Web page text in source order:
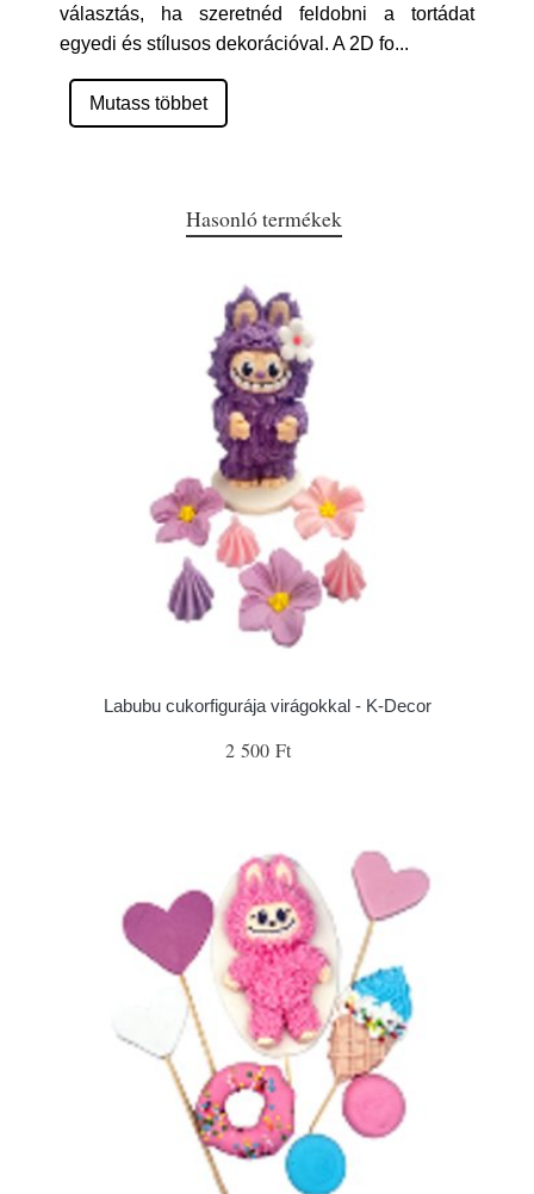
választás, ha szeretnéd feldobni a tortádat
egyedi és stílusos dekorációval. A 2D fo...
Mutass többet
Hasonló termékek
Labubu cukorfigurája virágokkal - K-Decor
2 500 Ft